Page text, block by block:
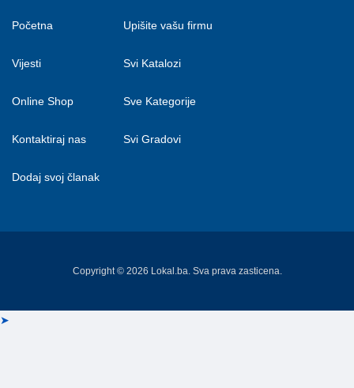
Početna
Vijesti
Online Shop
Kontaktiraj nas
Dodaj svoj članak
Upišite vašu firmu
Svi Katalozi
Sve Kategorije
Svi Gradovi
Copyright © 2026 Lokal.ba. Sva prava zasticena.
➤